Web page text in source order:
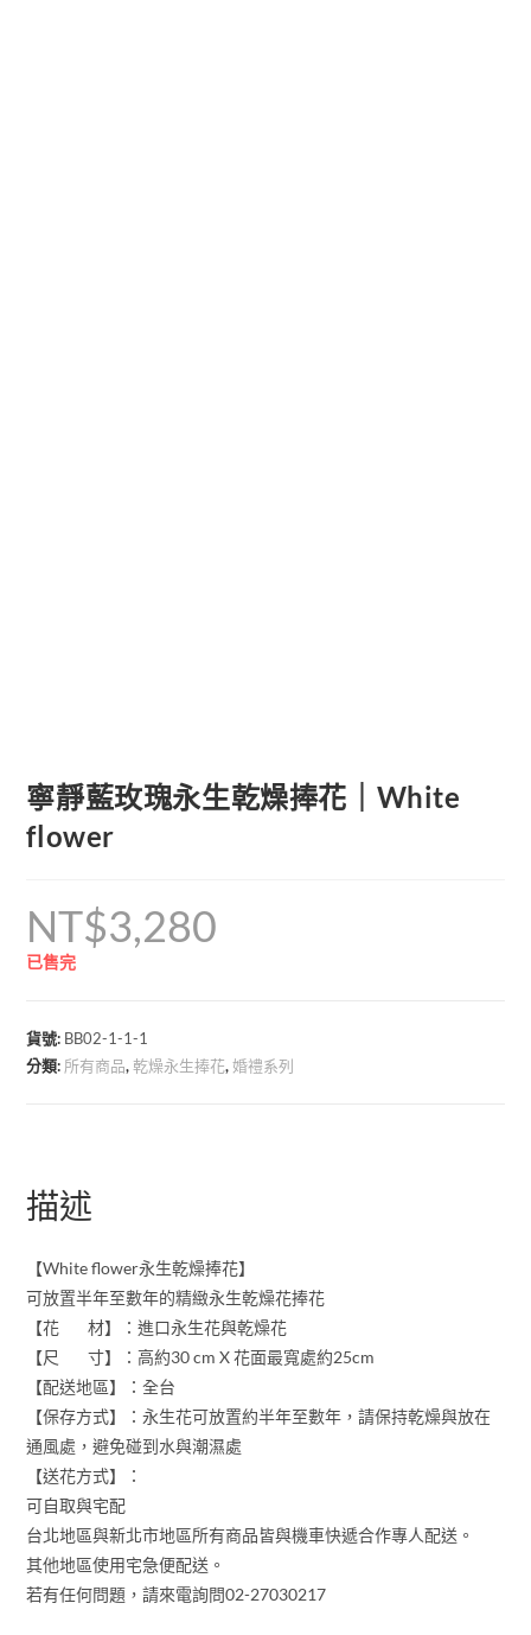
寧靜藍玫瑰永生乾燥捧花｜White
flower
NT$3,280
已售完
貨號: BB02-1-1-1
分類: 所有商品,乾燥永生捧花,婚禮系列
描述
【White flower永生乾燥捧花】
可放置半年至數年的精緻永生乾燥花捧花
【花 材】：進口永生花與乾燥花
【尺 寸】：高約30 cm X 花面最寬處約25cm
【配送地區】：全台
【保存方式】：永生花可放置約半年至數年，請保持乾燥與放在
通風處，避免碰到水與潮濕處
【送花方式】：
可自取與宅配
台北地區與新北市地區所有商品皆與機車快遞合作專人配送。
其他地區使用宅急便配送。
若有任何問題，請來電詢問02-27030217